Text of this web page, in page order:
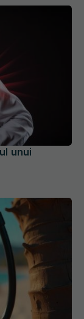
unui
nu trebuie